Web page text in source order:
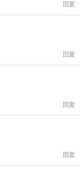
回复
回复
回复
回复